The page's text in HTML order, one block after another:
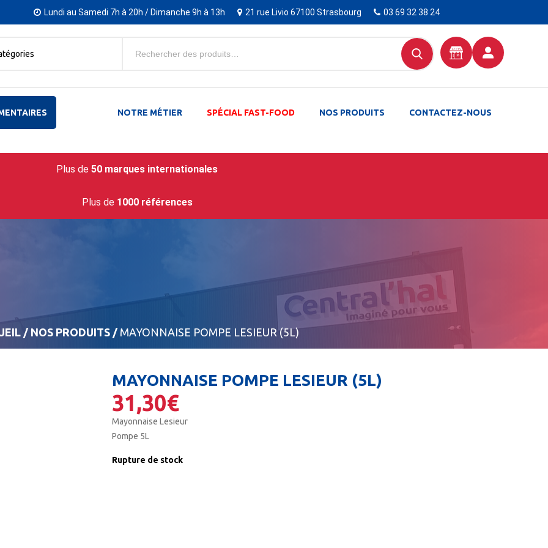
Lundi au Samedi 7h à 20h / Dimanche 9h à 13h 21 rue Livio 67100 Strasbourg 03 69 32 38 24
CONTACTEZ-NOUS
NOS PRODUITS
SPÉCIAL FAST-FOOD
NOTRE MÉTIER
Plus de 50 marques internationales
Plus de 1000 références
/ NOS PRODUITS / MAYONNAISE POMPE LESIEUR (5L)
MAYONNAISE POMPE LESIEUR (5L)
31,30€
Mayonnaise Lesieur
Pompe 5L
Rupture de stock